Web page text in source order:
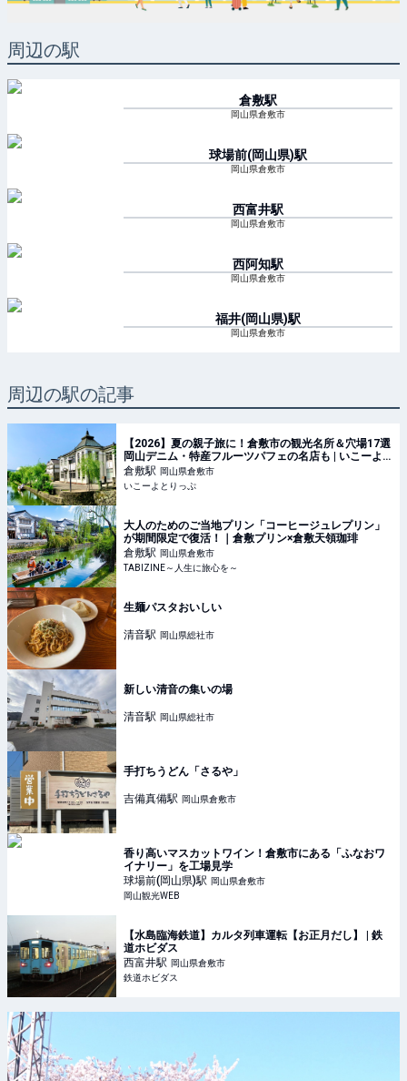
周辺の駅
倉敷駅
岡山県倉敷市
球場前(岡山県)駅
岡山県倉敷市
西富井駅
岡山県倉敷市
西阿知駅
岡山県倉敷市
福井(岡山県)駅
岡山県倉敷市
周辺の駅の記事
【2026】夏の親子旅に！倉敷市の観光名所＆穴場17選
岡山デニム・特産フルーツパフェの名店も | いこーよ
とりっぷ
倉敷駅 岡山県倉敷市
いこーよとりっぷ
大人のためのご当地プリン「コーヒージュレプリン」
が期間限定で復活！｜倉敷プリン×倉敷天領珈琲
倉敷駅 岡山県倉敷市
TABIZINE～人生に旅心を～
生麺パスタおいしい
清音駅 岡山県総社市
新しい清音の集いの場
清音駅 岡山県総社市
手打ちうどん「さるや」
吉備真備駅 岡山県倉敷市
香り高いマスカットワイン！倉敷市にある「ふなおワ
イナリー」を工場見学
球場前(岡山県)駅 岡山県倉敷市
岡山観光WEB
【水島臨海鉄道】カルタ列車運転【お正月だし】 | 鉄
道ホビダス
西富井駅 岡山県倉敷市
鉄道ホビダス